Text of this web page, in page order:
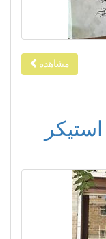
مشاهده